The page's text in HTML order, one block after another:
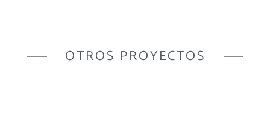
OTROS PROYECTOS